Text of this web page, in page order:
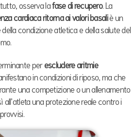
osserva lafase di recupero. La
cardiaca ritorna ai valori basaliè un
condizione atletica e della salute del
perescludere aritmie
in condizioni di riposo, ma che
una competizione o un allenamento
una protezione reale contro i